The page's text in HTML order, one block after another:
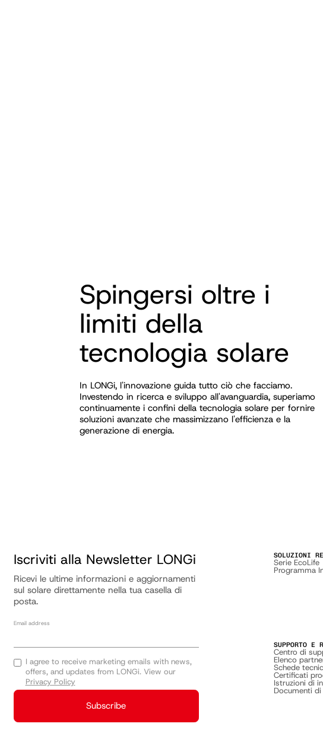
Spingersi oltre i
limiti della
tecnologia solare
In LONGi, l'innovazione guida tutto ciò che facciamo.
Investendo in ricerca e sviluppo all'avanguardia, superiamo
continuamente i confini della tecnologia solare per fornire
soluzioni avanzate che massimizzano l'efficienza e la
generazione di energia.
Iscriviti alla Newsletter LONGi
Ricevi le ultime informazioni e aggiornamenti
sul solare direttamente nella tua casella di
posta.
Email address
I agree to receive marketing emails with news,
offers, and updates from LONGi. View our
Privacy Policy
Subscribe
SOLUZIONI
Serie EcoLife
Programma
SUPPORTO E
Centro di
Elenco
Schede
Certificati
Istruzioni di
Documenti di